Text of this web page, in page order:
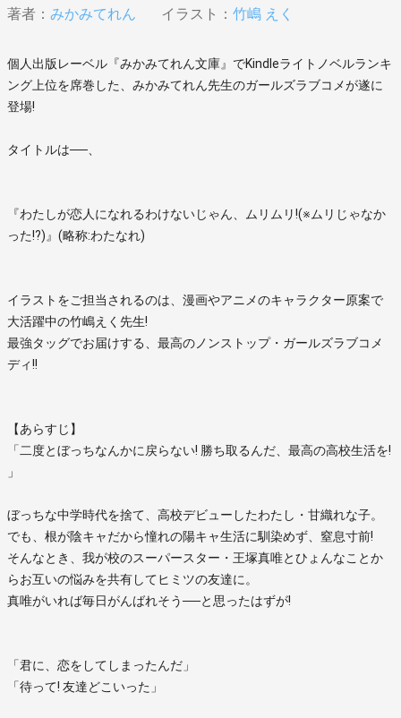
著者： みかみてれん イラスト： 竹嶋 えく
個人出版レーベル『みかみてれん文庫』でKindleライトノベルランキ
ング上位を席巻した、みかみてれん先生のガールズラブコメが遂に
登場!
タイトルは──、
『わたしが恋人になれるわけないじゃん、ムリムリ!(※ムリじゃなか
った!?)』(略称:わたなれ)
イラストをご担当されるのは、漫画やアニメのキャラクター原案で
大活躍中の竹嶋えく先生!
最強タッグでお届けする、最高のノンストップ・ガールズラブコメ
ディ!!
【あらすじ】
「二度とぼっちなんかに戻らない! 勝ち取るんだ、最高の高校生活を!
」
ぼっちな中学時代を捨て、高校デビューしたわたし・甘織れな子。
でも、根が陰キャだから憧れの陽キャ生活に馴染めず、窒息寸前!
そんなとき、我が校のスーパースター・王塚真唯とひょんなことか
らお互いの悩みを共有してヒミツの友達に。
真唯がいれば毎日がんばれそう──と思ったはずが!
「君に、恋をしてしまったんだ」
「待って! 友達どこいった」